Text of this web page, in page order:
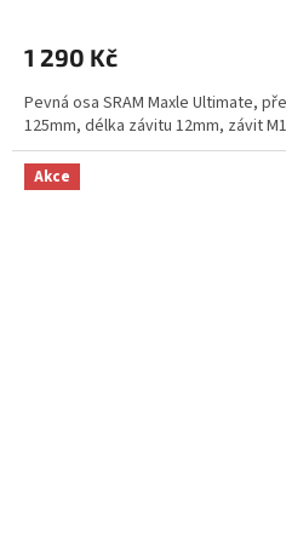
1 290 Kč
Pevná osa SRAM Maxle Ultimate,
125mm, délka závitu 12mm, závit
Akce